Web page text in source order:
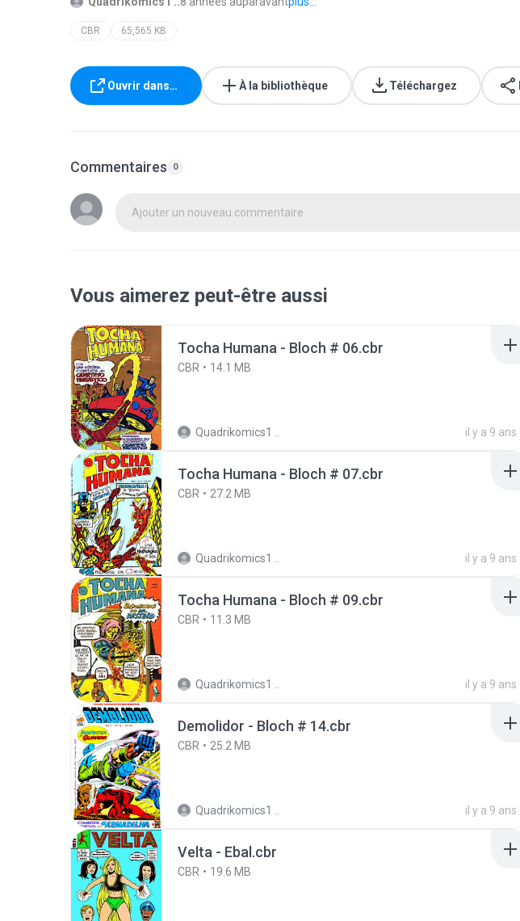
CBR 65,565 KB
Ouvrir dans… À la bibliothèque Téléchargez
Commentaires 0
Ajouter un nouveau commentaire
Vous aimerez peut-être aussi
Tocha Humana - Bloch # 06.cbr
CBR 14.1 MB
Quadrikomics1 .. il y a 9 ans
Tocha Humana - Bloch # 07.cbr
CBR 27.2 MB
Quadrikomics1 .. il y a 9 ans
Tocha Humana - Bloch # 09.cbr
CBR 11.3 MB
Quadrikomics1 .. il y a 9 ans
Demolidor - Bloch # 14.cbr
CBR 25.2 MB
Quadrikomics1 .. il y a 9 ans
Velta - Ebal.cbr
CBR 19.6 MB